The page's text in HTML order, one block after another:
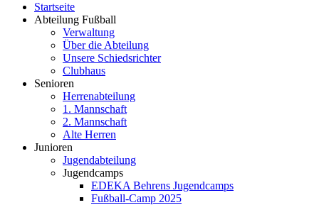
Startseite
Abteilung Fußball
Verwaltung
Über die Abteilung
Unsere Schiedsrichter
Clubhaus
Senioren
Herrenabteilung
1. Mannschaft
2. Mannschaft
Alte Herren
Junioren
Jugendabteilung
Jugendcamps
EDEKA Behrens Jugendcamps
Fußball-Camp 2025